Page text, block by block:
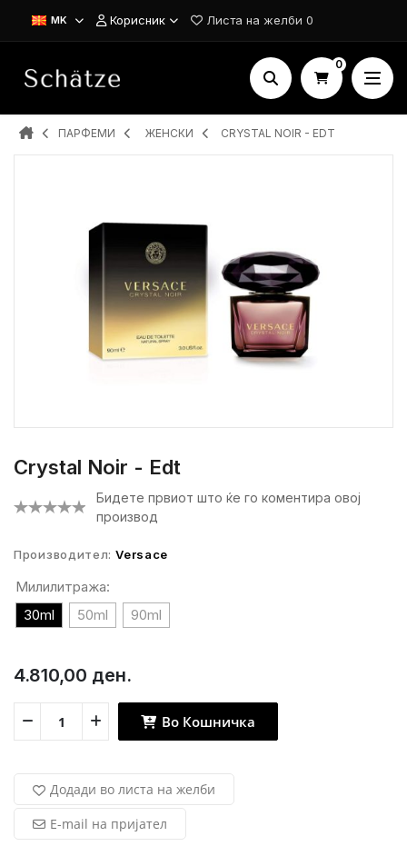
MK Корисник Листа на желби 0
0
ПАРФЕМИ ЖЕНСКИ CRYSTAL NOIR - EDT
Crystal Noir - Edt
Бидете првиот што ќе го коментира овој
производ
Производител: Versace
Милилитража:
30ml
50ml 90ml
4.810,00 ден.
Во Кошничка
Додади во листа на желби
E-mail на пријател